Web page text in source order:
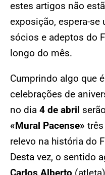
estes artigos não
exposição, espera-se
sócios e adeptos do
longo do mês.
Cumprindo algo que
celebrações de
no dia 4 de abril
«Mural Pacense»
relevo na história do
Desta vez, o sentido
Carlos Alberto